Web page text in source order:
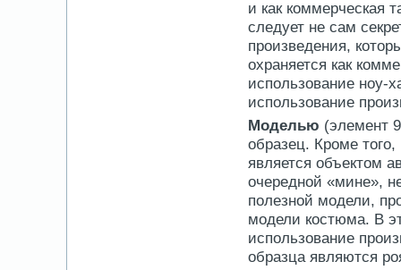
и как коммерческая
следует не сам
произведения,
охраняется как
использование ноу-
использование
Моделью (элемент
образец. Кроме
является объектом
очередной «мине»,
полезной модели,
модели костюма. В
использование
образца являются